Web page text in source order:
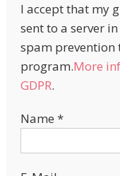
I accept that my
sent to a server
spam prevention
program.More
GDPR.
Name *